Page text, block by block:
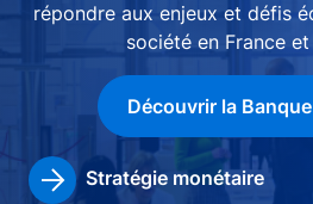
répondre aux enjeux et défis
société en France
Découvrir la
Stratégie monétaire